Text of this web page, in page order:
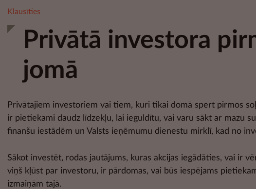
Klausīties
Privātā investora
jomā
Privātajiem investoriem vai tiem, kuri tikai domā spert pirmos
ir pietiekami daudz līdzekļu, lai ieguldītu, vai varu sākt ar mazu
finanšu iestādēm un Valsts ieņēmumu dienestu mirklī, kad no
Sākot investēt, rodas jautājums, kuras akcijas iegādāties, vai ir
viņš kļūst par investoru, ir pārdomas, vai būs iespējams
izmaiņām tajā.